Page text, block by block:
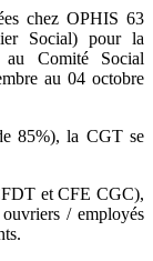
chez OPHIS 63
Social) pour la
au Comité Social
au 04 octobre
85%), la CGT se
et CFE CGC),
/ employés